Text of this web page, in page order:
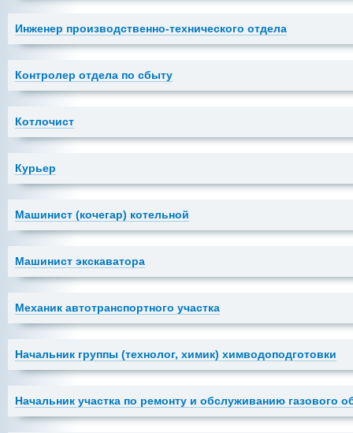
Инженер производственно-технического отдела
Контролер отдела по сбыту
Котлочист
Курьер
Машинист (кочегар) котельной
Машинист экскаватора
Механик автотранспортного участка
Начальник группы (технолог, химик) химводоподготовки
Начальник участка по ремонту и обслуживанию газового